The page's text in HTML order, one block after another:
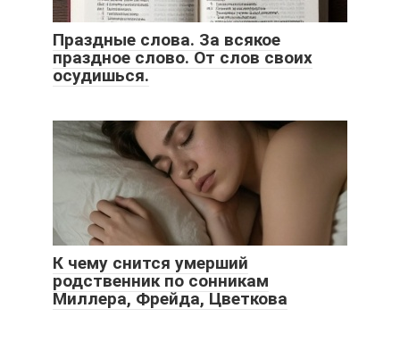
Праздные слова. За всякое
праздное слово. От слов своих
осудишься.
К чему снится умерший
родственник по сонникам
Миллера, Фрейда, Цветкова